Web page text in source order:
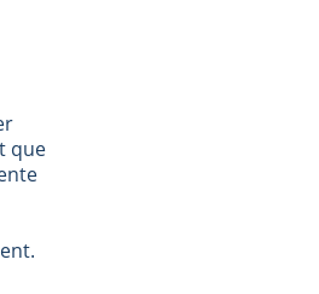
que